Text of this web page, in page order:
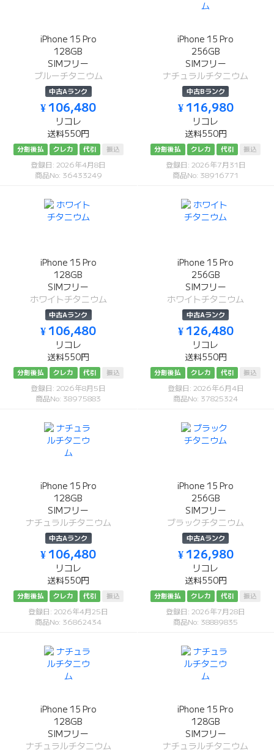
iPhone 15 Pro
128GB
SIMフリー
ブルーチタニウム
中古Aランク
¥ 106,480
リコレ
送料550円
分割後払 クレカ 代引 振込
登録日: 2026年4月8日
商品No: 36433249
iPhone 15 Pro
256GB
SIMフリー
ナチュラルチタニウム
中古Bランク
¥ 116,980
リコレ
送料550円
分割後払 クレカ 代引 振込
登録日: 2026年7月31日
商品No: 38916771
iPhone 15 Pro
128GB
SIMフリー
ホワイトチタニウム
中古Aランク
¥ 106,480
リコレ
送料550円
分割後払 クレカ 代引 振込
登録日: 2026年8月5日
商品No: 38975883
iPhone 15 Pro
256GB
SIMフリー
ホワイトチタニウム
中古Aランク
¥ 126,480
リコレ
送料550円
分割後払 クレカ 代引 振込
登録日: 2026年6月4日
商品No: 37825324
iPhone 15 Pro
128GB
SIMフリー
ナチュラルチタニウム
中古Aランク
¥ 106,480
リコレ
送料550円
分割後払 クレカ 代引 振込
登録日: 2026年4月25日
商品No: 36862434
iPhone 15 Pro
256GB
SIMフリー
ブラックチタニウム
中古Aランク
¥ 126,980
リコレ
送料550円
分割後払 クレカ 代引 振込
登録日: 2026年7月28日
商品No: 38889835
iPhone 15 Pro
128GB
SIMフリー
ナチュラルチタニウム
iPhone 15 Pro
128GB
SIMフリー
ナチュラルチタニウム